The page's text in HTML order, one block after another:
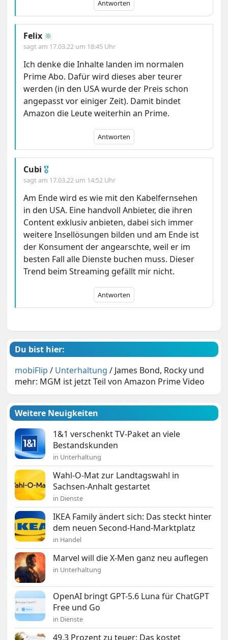
Antworten
Felix 🔆
sagt am 17.03.22 um 18:45 Uhr
Ich denke die Inhalte landen im normalen
Prime Abo. Dafür wird dieses aber teurer
werden (in den USA wurde der Preis schon
angepasst vor einiger Zeit). Damit bindet
Amazon die Leute weiterhin an Prime.
Antworten
Cubi 🎖
sagt am 17.03.22 um 14:52 Uhr
Am Ende wird es wie mit den Kabelfernsehen
in den USA. Eine handvoll Anbieter, die ihren
Content exklusiv anbieten, dabei sich immer
weitere Insellösungen bilden und am Ende ist
der Konsument der angearschte, weil er im
besten Fall alle Dienste buchen muss. Dieser
Trend beim Streaming gefällt mir nicht.
Antworten
Du bist hier:
mobiFlip / Unterhaltung / James Bond, Rocky und
mehr: MGM ist jetzt Teil von Amazon Prime Video
Weitere Neuigkeiten
1&1 verschenkt TV-Paket an viele
Bestandskunden
in Unterhaltung
Wahl-O-Mat zur Landtagswahl in
Sachsen-Anhalt gestartet
in Dienste
IKEA Family ändert sich: Das steckt hinter
dem neuen Second-Hand-Marktplatz
in Handel
Marvel will die X-Men ganz neu auflegen
in Unterhaltung
OpenAI bringt GPT-5.6 Luna für ChatGPT
Free und Go
in Dienste
49,3 Prozent zu teuer: Das kostet